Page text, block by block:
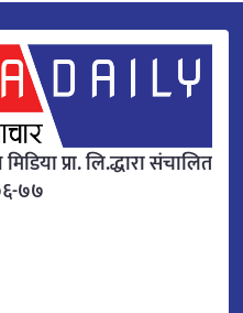
प्रा. लि.द्धारा संचालित
७७